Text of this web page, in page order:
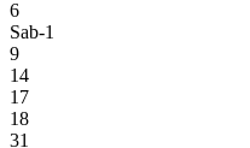
6
Sab-1
9
14
17
18
31